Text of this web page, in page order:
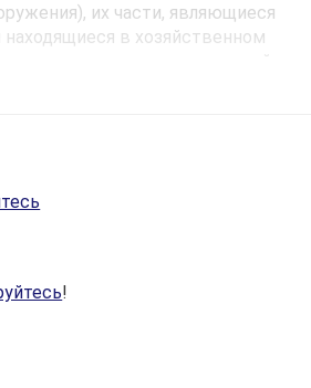
их части, являющиеся
в хозяйственном
наличия на 1 января календарного
(зданий, сооружений), их частей,
учете в составе объектов
(учитываемых в книге учета
!